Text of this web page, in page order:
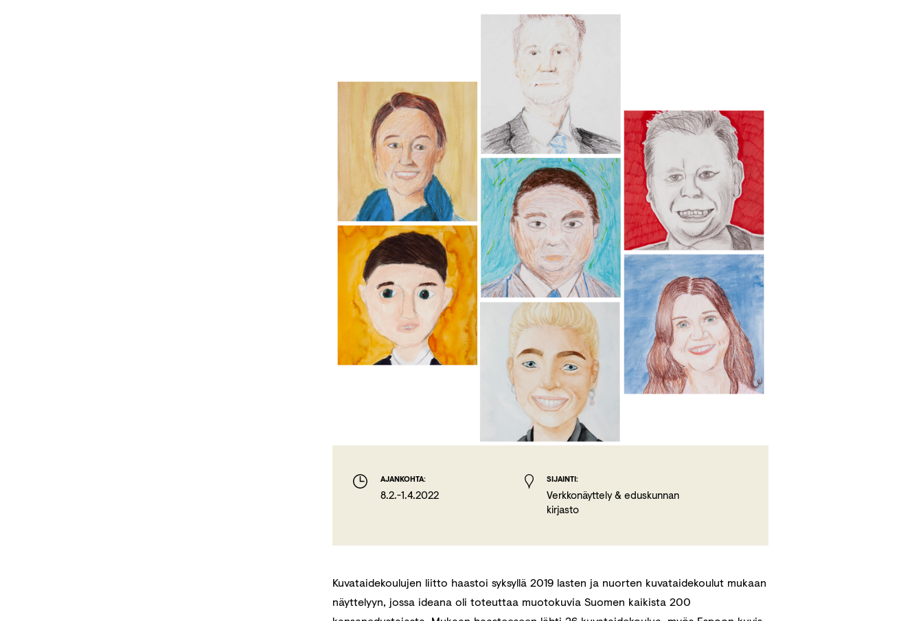
AJANKOHTA:
8.2.-1.4.2022
SIJAINTI:
Verkkonäyttely & eduskunnan
kirjasto
Kuvataidekoulujen liitto haastoi syksyllä 2019 lasten ja nuorten kuvataidekoulut mukaan
näyttelyyn, jossa ideana oli toteuttaa muotokuvia Suomen kaikista 200